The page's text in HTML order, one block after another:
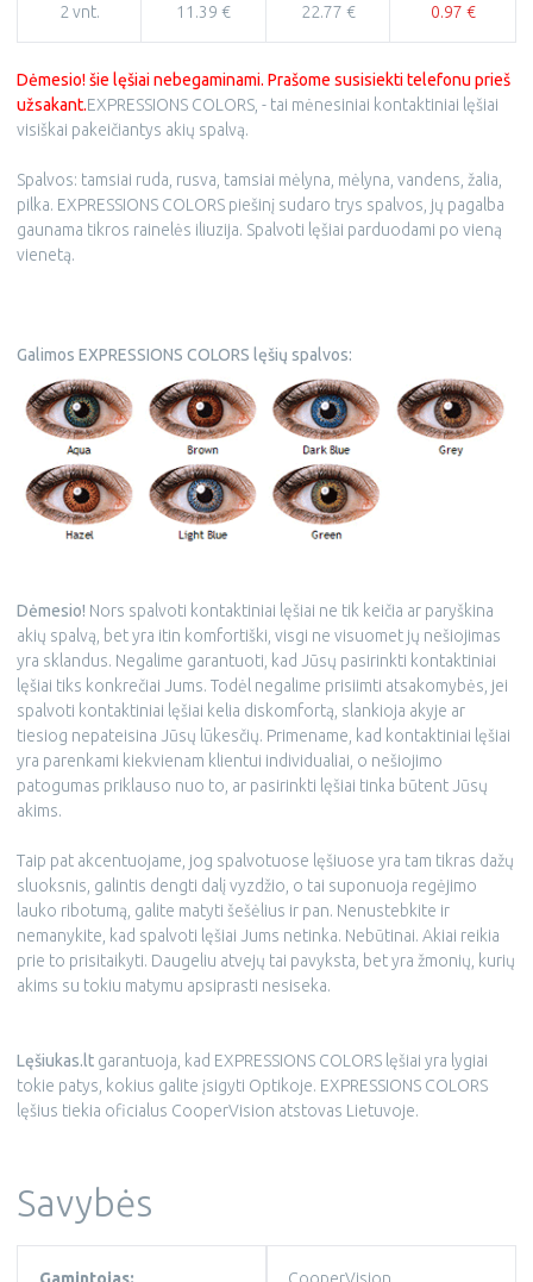
2 vnt. 11.39 € 22.77 € 0.97 €
Dėmesio! šie lęšiai nebegaminami. Prašome susisiekti telefonu prieš
užsakant.EXPRESSIONS COLORS, - tai mėnesiniai kontaktiniai lęšiai
visiškai pakeičiantys akių spalvą.
Spalvos: tamsiai ruda, rusva, tamsiai mėlyna, mėlyna, vandens, žalia,
pilka. EXPRESSIONS COLORS piešinį sudaro trys spalvos, jų pagalba
gaunama tikros rainelės iliuzija. Spalvoti lęšiai parduodami po vieną
vienetą.
Galimos EXPRESSIONS COLORS lęšių spalvos:
Dėmesio! Nors spalvoti kontaktiniai lęšiai ne tik keičia ar paryškina
akių spalvą, bet yra itin komfortiški, visgi ne visuomet jų nešiojimas
yra sklandus. Negalime garantuoti, kad Jūsų pasirinkti kontaktiniai
lęšiai tiks konkrečiai Jums. Todėl negalime prisiimti atsakomybės, jei
spalvoti kontaktiniai lęšiai kelia diskomfortą, slankioja akyje ar
tiesiog nepateisina Jūsų lūkesčių. Primename, kad kontaktiniai lęšiai
yra parenkami kiekvienam klientui individualiai, o nešiojimo
patogumas priklauso nuo to, ar pasirinkti lęšiai tinka būtent Jūsų
akims.
Taip pat akcentuojame, jog spalvotuose lęšiuose yra tam tikras dažų
sluoksnis, galintis dengti dalį vyzdžio, o tai suponuoja regėjimo
lauko ribotumą, galite matyti šešėlius ir pan. Nenustebkite ir
nemanykite, kad spalvoti lęšiai Jums netinka. Nebūtinai. Akiai reikia
prie to prisitaikyti. Daugeliu atvejų tai pavyksta, bet yra žmonių, kurių
akims su tokiu matymu apsiprasti nesiseka.
Lęšiukas.lt garantuoja, kad EXPRESSIONS COLORS lęšiai yra lygiai
tokie patys, kokius galite įsigyti Optikoje. EXPRESSIONS COLORS
lęšius tiekia oficialus CooperVision atstovas Lietuvoje.
Savybės